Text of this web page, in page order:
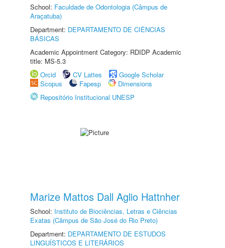
School: Faculdade de Odontologia (Câmpus de
Araçatuba)
Department: DEPARTAMENTO DE CIÊNCIAS
BÁSICAS
Academic Appointment Category: RDIDP Academic
title: MS-5.3
Orcid
CV Lattes
Google Scholar
Scopus
Fapesp
Dimensions
Repositório Institucional UNESP
Marize Mattos Dall Aglio Hattnher
School: Instituto de Biociências, Letras e Ciências
Exatas (Câmpus de São José do Rio Preto)
Department: DEPARTAMENTO DE ESTUDOS
LINGUÍSTICOS E LITERÁRIOS